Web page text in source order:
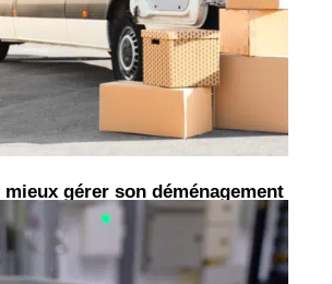
gérer son déménagement